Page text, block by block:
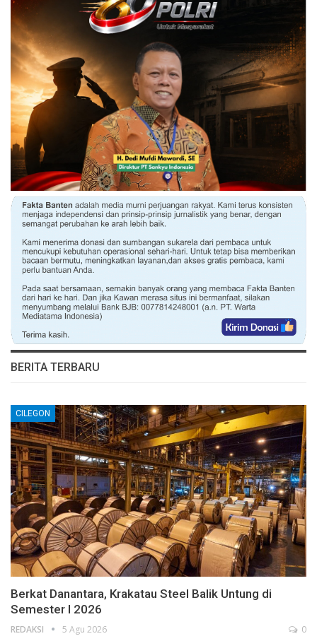
BERITA TERBARU
CILEGON
Berkat Danantara, Krakatau Steel Balik Untung di
Semester I 2026
REDAKSI 5 Agu 2026 0